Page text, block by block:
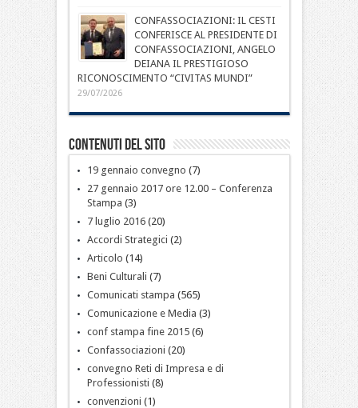
CONFASSOCIAZIONI: IL CESTI
CONFERISCE AL PRESIDENTE DI
CONFASSOCIAZIONI, ANGELO
DEIANA IL PRESTIGIOSO
RICONOSCIMENTO “CIVITAS MUNDI”
29/07/2026
Contenuti del sito
19 gennaio convegno (7)
27 gennaio 2017 ore 12.00 – Conferenza
Stampa (3)
7 luglio 2016(20)
Accordi Strategici (2)
Articolo (14)
Beni Culturali (7)
Comunicati stampa (565)
Comunicazione e Media (3)
conf stampa fine 2015(6)
Confassociazioni (20)
convegno Reti di Impresa e di
Professionisti (8)
convenzioni (1)